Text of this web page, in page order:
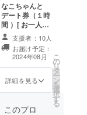
なこちゃんと
デート券（１時
間 ）[ お一人様1
枠まで ］〈10名
限定〉 ※ニック
ネームを備考欄
にご記載くださ
い。 ※当日はス
タッフが一名同
フ含め、施設入
支援者：10人
お届け予定：
2024年08月
詳細を見る
こ
の
リ
タ
ー
ン
を
選
択
す
る
このプロ